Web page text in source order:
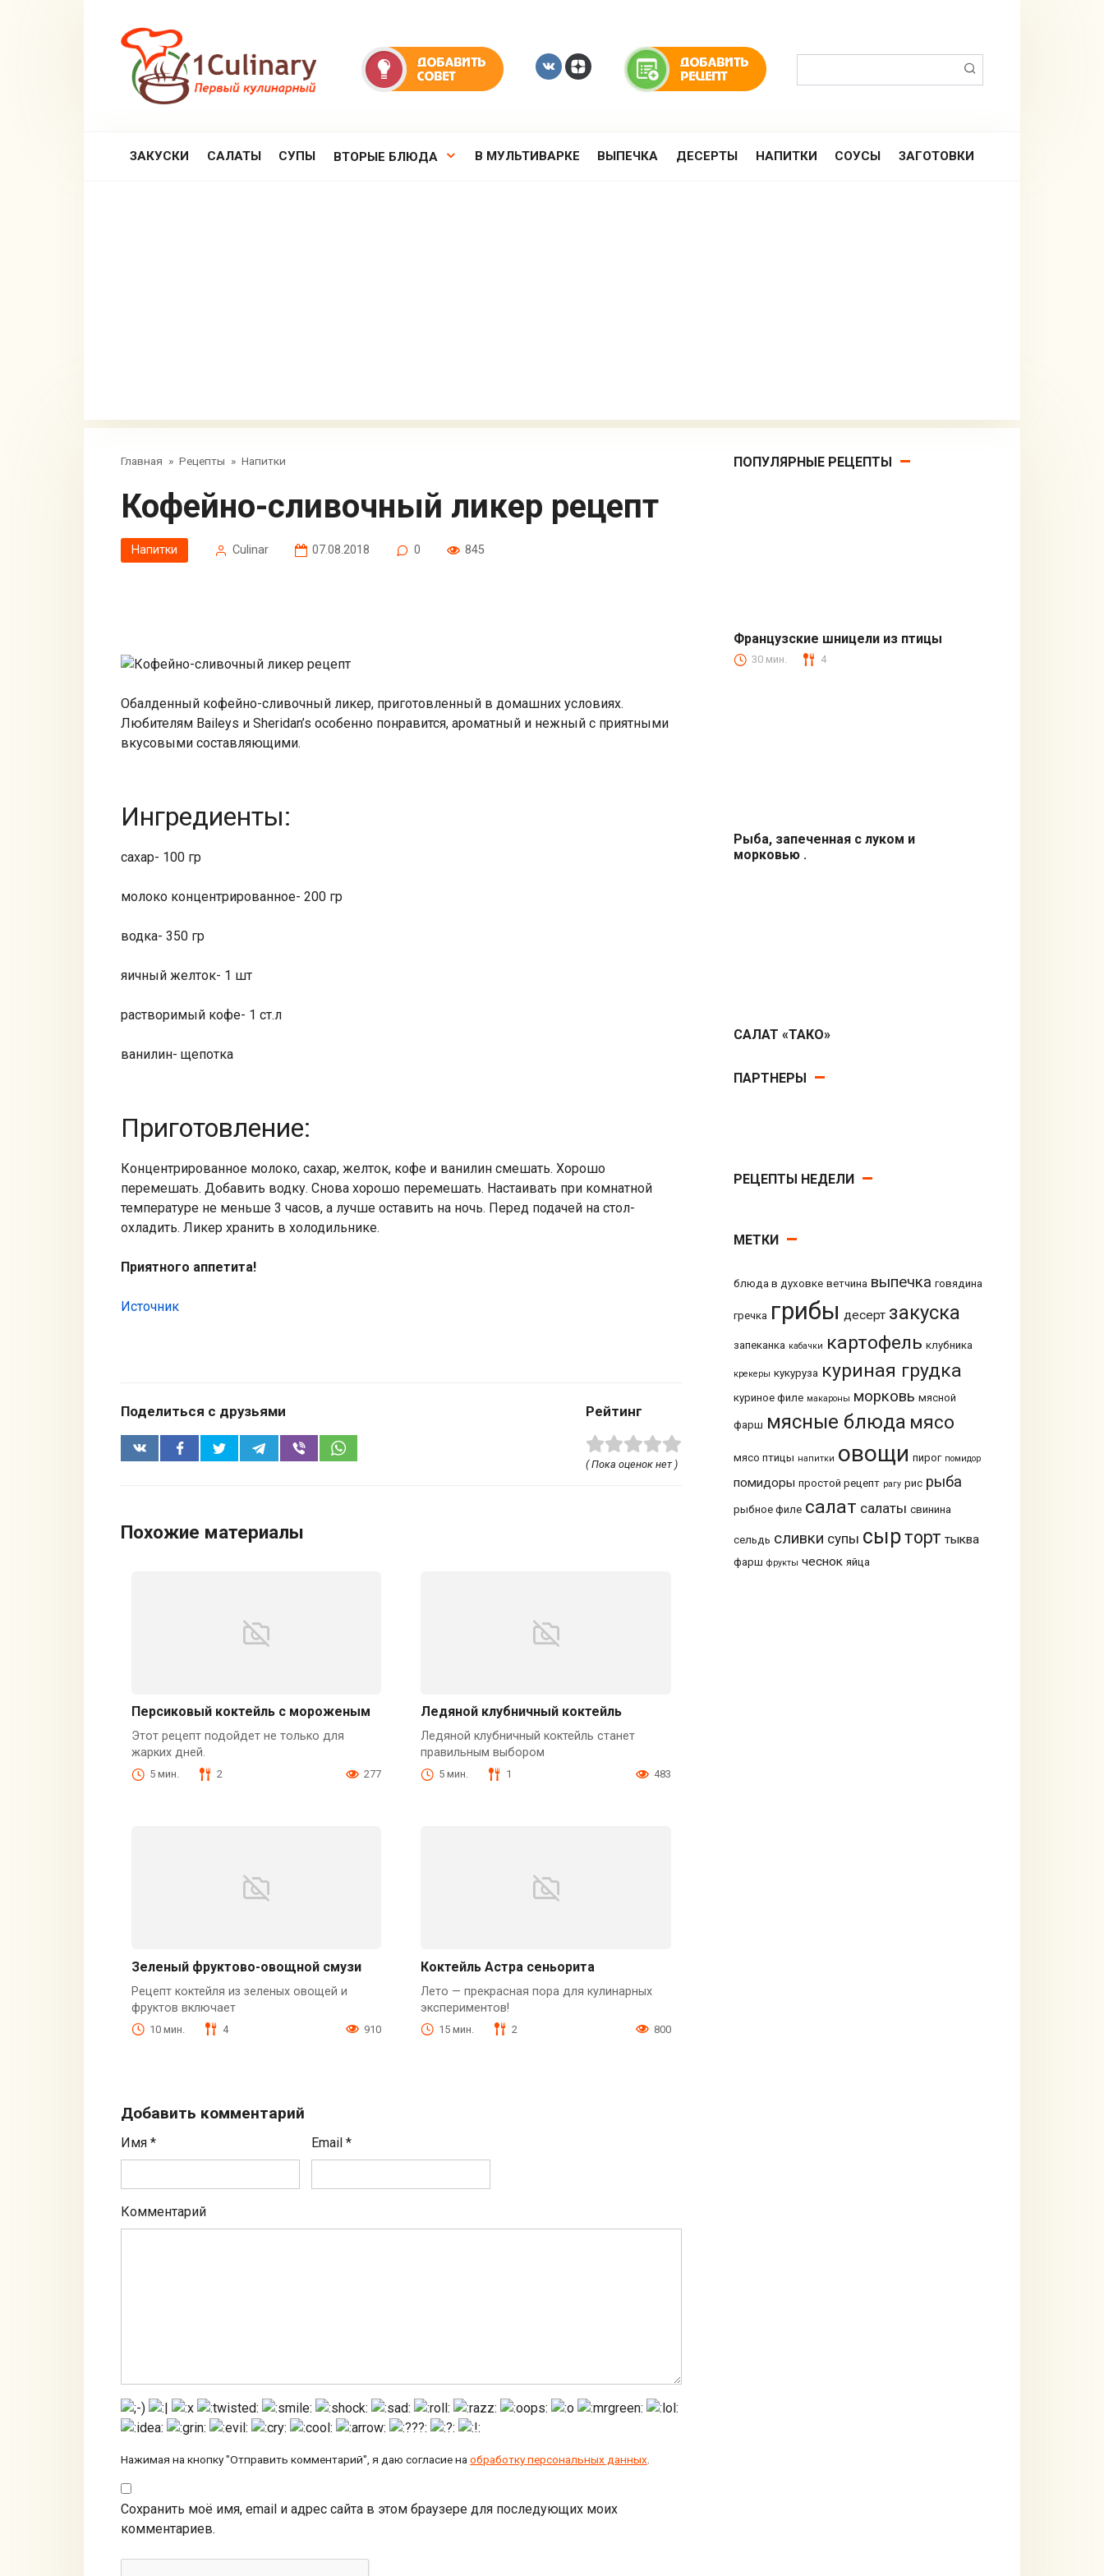
ЗАКУСКИ САЛАТЫ СУПЫ ВТОРЫЕ БЛЮДА В МУЛЬТИВАРКЕ ВЫПЕЧКА ДЕСЕРТЫ НАПИТКИ СОУСЫ ЗАГОТОВКИ
Главная » Рецепты » Напитки
Кофейно-сливочный ликер рецепт
Напитки Сulinar 07.08.2018 0 845
Обалденный кофейно-сливочный ликер, приготовленный в домашних условиях.
Любителям Baileys и Sheridan’s особенно понравится, ароматный и нежный с приятными
вкусовыми составляющими.
Ингредиенты:
сахар- 100 гр
молоко концентрированное- 200 гр
водка- 350 гр
яичный желток- 1 шт
растворимый кофе- 1 ст.л
ванилин- щепотка
Приготовление:
Концентрированное молоко, сахар, желток, кофе и ванилин смешать. Хорошо
перемешать. Добавить водку. Снова хорошо перемешать. Настаивать при комнатной
температуре не меньше 3 часов, а лучше оставить на ночь. Перед подачей на стол-
охладить. Ликер хранить в холодильнике.
Приятного аппетита!
Источник
Поделиться с друзьями Рейтинг
( Пока оценок нет )
Похожие материалы
Персиковый коктейль с мороженым
Этот рецепт подойдет не только для
жарких дней.
5 мин. 2 277
Ледяной клубничный коктейль
Ледяной клубничный коктейль станет
правильным выбором
5 мин. 1 483
Зеленый фруктово-овощной смузи
Рецепт коктейля из зеленых овощей и
фруктов включает
10 мин. 4 910
Коктейль Астра сеньорита
Лето — прекрасная пора для кулинарных
экспериментов!
15 мин. 2 800
Добавить комментарий
Имя * Email*
Комментарий
Нажимая на кнопку "Отправить комментарий", я даю согласие наобработку персональных данных.
Сохранить моё имя, email и адрес сайта в этом браузере для последующих моих
комментариев.
ПОПУЛЯРНЫЕ РЕЦЕПТЫ
Вторые блюда
Французские шницели из птицы
30 мин. 4
Из рыбы
Рыба, запеченная с луком и
морковью .
САЛАТ «ТАКО»
ПАРТНЕРЫ
РЕЦЕПТЫ НЕДЕЛИ
МЕТКИ
блюда в духовке ветчина выпечка говядина
гречка грибы десерт закуска
запеканка кабачки картофель клубника
крекеры кукуруза куриная грудка
куриное филе макароны морковь мясной
фарш мясные блюда мясо
мясо птицы напитки овощи пирог помидор
помидоры простой рецепт рагу рис рыба
рыбное филе салат салаты свинина
сельдь сливки супы сырторт тыква
фарш фрукты чеснок яйца